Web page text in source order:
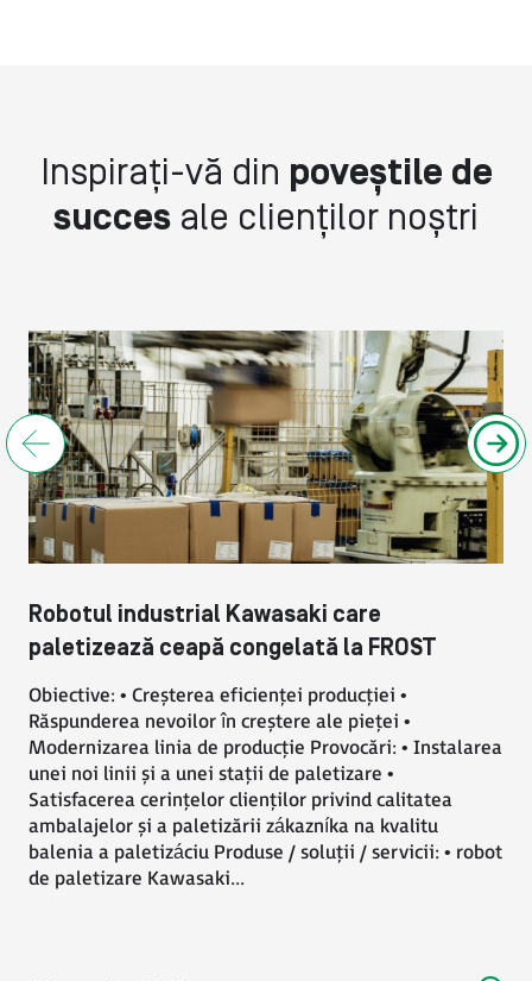
István Kreisz
CEO și fondator LASRAM
„Automatizarea oferă operatorului condiții
de lucru mai sigure, fără a-i pune in pericol
sănătatea. De asemenea, el dobandește noi
învățănd diverse variante de aplicare si
supraveghind întregul proces”
Bartłomiej Dopart
Manager departament
automatizare SPLAST
Inspirați-vă din poveștile de
succes ale clienților noștri
Robotul industrial Kawasaki care
paletizează ceapă congelată la FROST
Obiective: • Creșterea eficienței producției •
Răspunderea nevoilor în creștere ale pieței •
Modernizarea linia de producție Provocări: • Instalarea
unei noi linii și a unei stații de paletizare •
Satisfacerea cerințelor clienților privind calitatea
ambalajelor și a paletizării zákazníka na kvalitu
balenia a paletizáciu Produse / soluții / servicii: • robot
de paletizare Kawasaki...